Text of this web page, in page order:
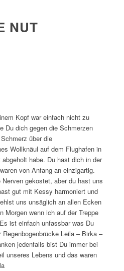
NUT
Kopf war einfach nicht zu
Du dich gegen die Schmerzen
über die
Wollknäul auf dem Flughafen in
habe. Du hast dich in der
von Anfang an einzigartig.
gekostet, aber du hast uns
gut mit Kessy harmoniert und
uns unsäglich an allen Ecken
Morgen wenn ich auf der Treppe
ist einfach unfassbar was Du
Leila – Birka –
jedenfalls bist Du immer bei
unseres Lebens und das waren